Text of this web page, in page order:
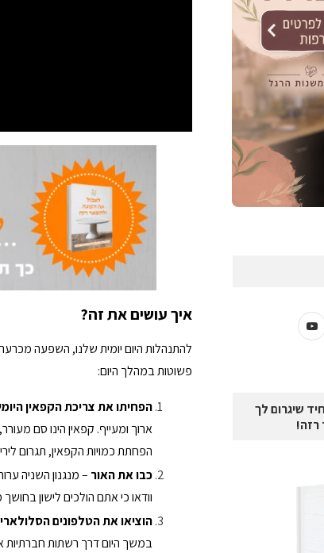
איך עושים את זה?
להתנהלות היום יומית שלנו, השפעה
פשוטות במהלך היום:
הפחיתו את צריכת הקפאין
ארוך ומעייף. קפאין הינו סם
הפחתת כמויות הקפאין, תגרום
כבו את האור – מנגנון השניה
וודאו כי אתם הולכים לישון
הוציאו את הטלפונים
במשך היום דרך רשתות חברתיות
שיגרום לך
רזה!